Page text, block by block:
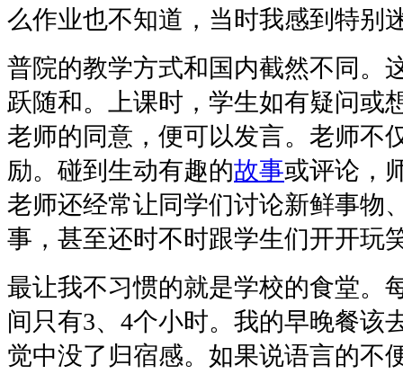
么作业也不知道，当时我感到特别
普院的教学方式和国内截然不同。
跃随和。上课时，学生如有疑问或
老师的同意，便可以发言。老师不
励。碰到生动有趣的故事或评论，
老师还经常让同学们讨论新鲜事物
事，甚至还时不时跟学生们开开玩
最让我不习惯的就是学校的食堂。
间只有3、4个小时。我的早晚餐该
觉中没了归宿感。如果说语言的不